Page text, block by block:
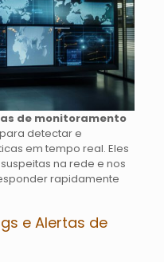
de monitoramento
detectar e
em tempo real. Eles
na rede e nos
rapidamente
e Alertas de